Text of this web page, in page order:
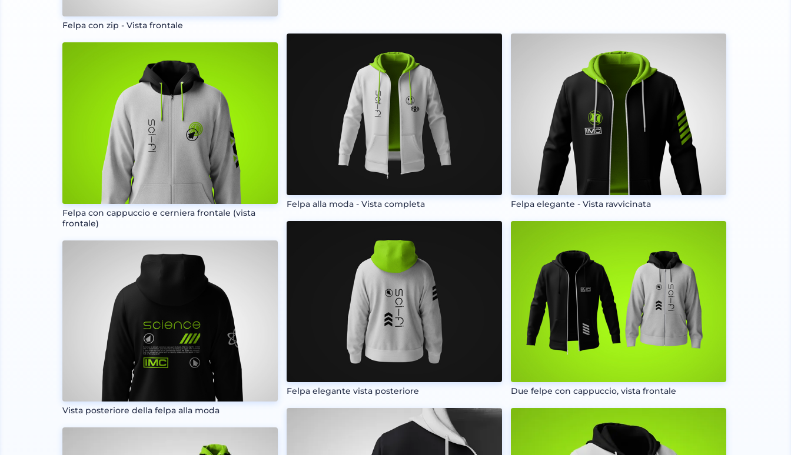
Felpa con zip - Vista frontale
Felpa con cappuccio e cerniera frontale (vista
frontale)
Vista posteriore della felpa alla moda
Felpa alla moda - Vista completa
Felpa elegante vista posteriore
Felpa elegante - Vista ravvicinata
Due felpe con cappuccio, vista frontale